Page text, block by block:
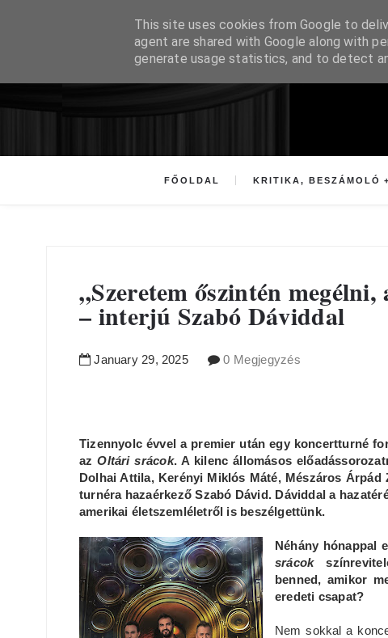
FŐOLDAL KRITIKA, BESZÁMOLÓ
„Szeretem őszintén
– interjú Szabó Dáviddal
January 29, 2025 0 Megjegyzés
Tizennyolc évvel a premier után egy koncertturné
azOltári srácok. A kilenc állomásos
Dolhai Attila, Kerényi Miklós Máté, Mészáros
turnéra hazaérkező Szabó Dávid. Dáviddal a
amerikai életszemléletről is beszélgettünk.
Néhány hónappal
srácok
benned, amikor
eredeti csapat?
Nem sokkal a
This site uses cookies from Google to
agent are shared with Google along with
generate usage statistics, and to detect